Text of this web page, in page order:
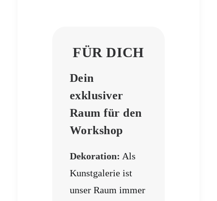
FÜR DICH
Dein
exklusiver
Raum für den
Workshop
Dekoration: Als
Kunstgalerie ist
unser Raum immer